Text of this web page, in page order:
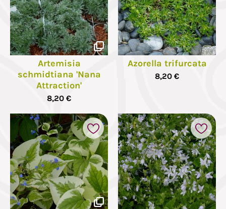
Artemisia
schmidtiana 'Nana
Attraction'
8,20 €
Azorella trifurcata
8,20 €